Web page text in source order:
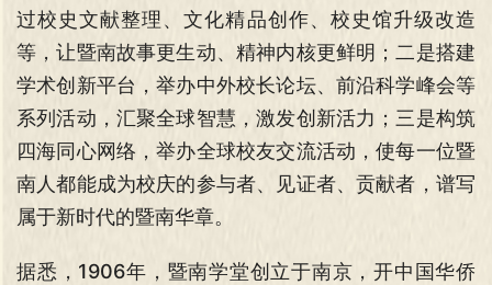
过校史文献整理、文化精品创作、校史馆升级改造
等，让暨南故事更生动、精神内核更鲜明；二是搭建
学术创新平台，举办中外校长论坛、前沿科学峰会等
系列活动，汇聚全球智慧，激发创新活力；三是构筑
四海同心网络，举办全球校友交流活动，使每一位暨
南人都能成为校庆的参与者、见证者、贡献者，谱写
属于新时代的暨南华章。
据悉，1906年，暨南学堂创立于南京，开中国华侨